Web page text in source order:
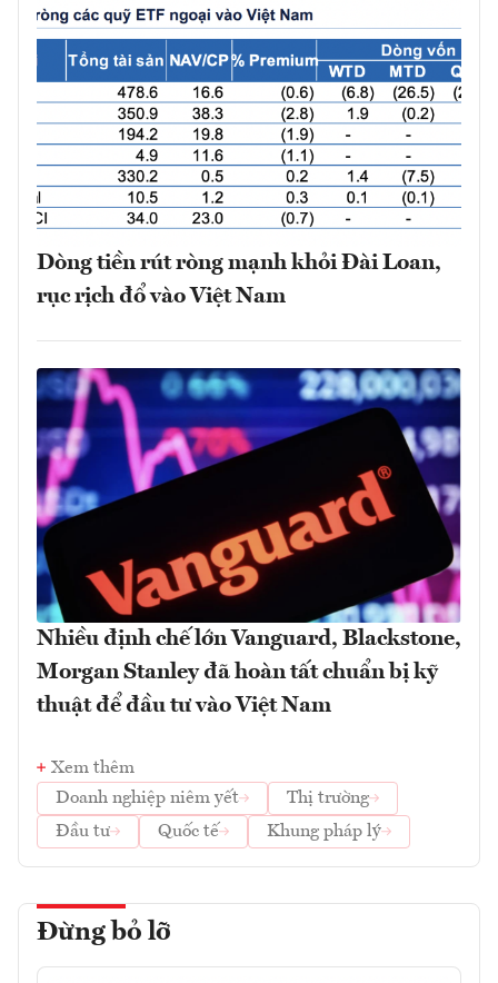
Dòng tiền rút ròng mạnh khỏi Đài Loan,
rục rịch đổ vào Việt Nam
Nhiều định chế lớn Vanguard, Blackstone,
Morgan Stanley đã hoàn tất chuẩn bị kỹ
thuật để đầu tư vào Việt Nam
Xem thêm
Doanh nghiệp niêm yết
Thị trường
Đầu tư
Quốc tế Khung pháp lý
Đừng bỏ lỡ